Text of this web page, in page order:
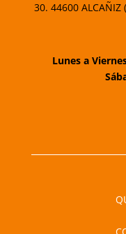
30. 44600
Lunes a